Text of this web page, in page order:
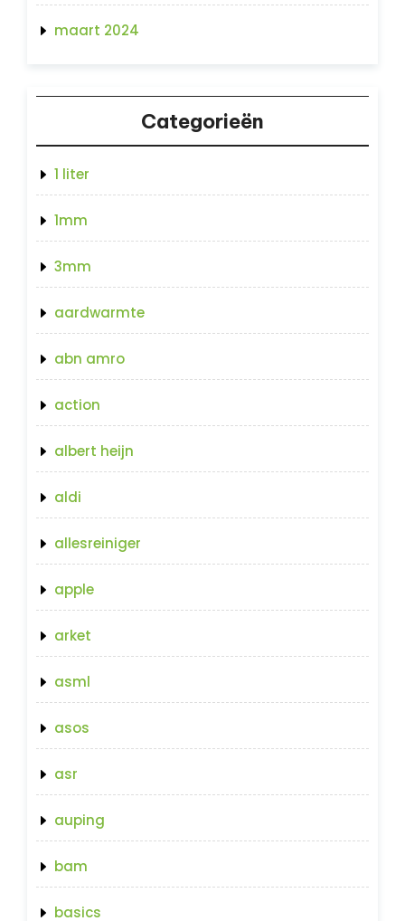
maart 2024
Categorieën
1 liter
1mm
3mm
aardwarmte
abn amro
action
albert heijn
aldi
allesreiniger
apple
arket
asml
asos
asr
auping
bam
basics